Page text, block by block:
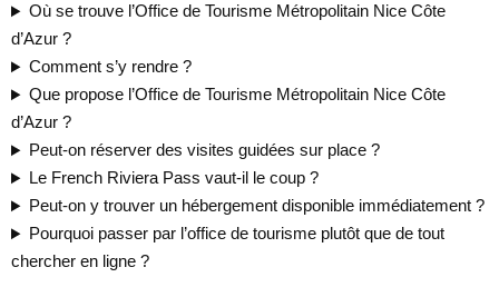
Où se trouve l’Office de Tourisme Métropolitain Nice Côte
d’Azur ?
Comment s’y rendre ?
Que propose l’Office de Tourisme Métropolitain Nice Côte
d’Azur ?
Peut-on réserver des visites guidées sur place ?
Le French Riviera Pass vaut-il le coup ?
Peut-on y trouver un hébergement disponible immédiatement ?
Pourquoi passer par l’office de tourisme plutôt que de tout
chercher en ligne ?